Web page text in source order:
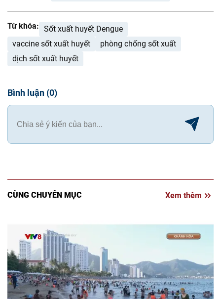
Từ khóa: Sốt xuất huyết Dengue
vaccine sốt xuất huyết
phòng chống sốt xuất
dịch sốt xuất huyết
Bình luận (0)
CÙNG CHUYÊN MỤC Xem thêm